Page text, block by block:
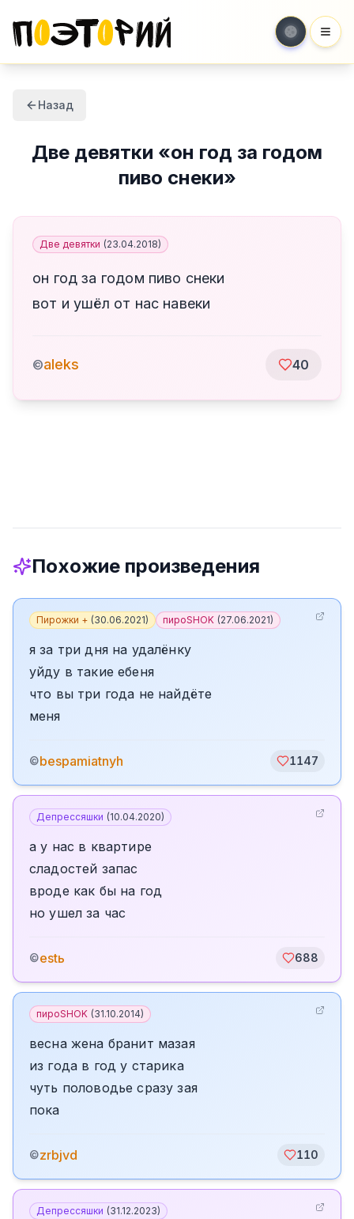
Назад
Две девятки «он год за годом
пиво снеки»
Две девятки (23.04.2018)
он год за годом пиво снеки
вот и ушёл от нас навеки
©aleks 40
Похожие произведения
Пирожки + (30.06.2021) пироSHOK (27.06.2021)
я за три дня на удалёнку
уйду в такие ебеня
что вы три года не найдёте
меня
©bespamiatnyh 1147
Депрессяшки (10.04.2020)
а у нас в квартире
сладостей запас
вроде как бы на год
но ушел за час
©estь 688
пироSHOK (31.10.2014)
весна жена бранит мазая
из года в год у старика
чуть половодье сразу зая
пока
©zrbjvd 110
Депрессяшки (31.12.2023)